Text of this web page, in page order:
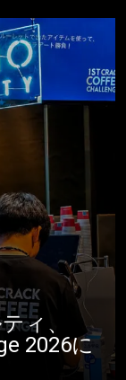
ィ、
2026に